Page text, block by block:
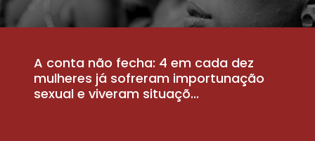
A conta não fecha: 4 em cada dez
mulheres já sofreram importunação
sexual e viveram situaçõ...